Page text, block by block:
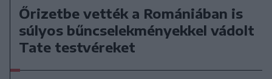
Őrizetbe vették a Romániában is
súlyos bűncselekményekkel vádolt
Tate testvéreket